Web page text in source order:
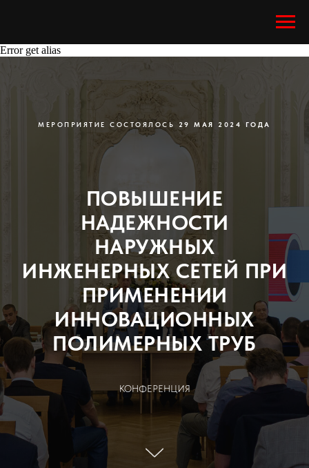
Error get alias
МЕРОПРИЯТИЕ СОСТОЯЛОСЬ 29 МАЯ 2024 ГОДА
ПОВЫШЕНИЕ
НАДЕЖНОСТИ
НАРУЖНЫХ
ИНЖЕНЕРНЫХ СЕТЕЙ ПРИ
ПРИМЕНЕНИИ
ИННОВАЦИОННЫХ
ПОЛИМЕРНЫХ ТРУБ
КОНФЕРЕНЦИЯ